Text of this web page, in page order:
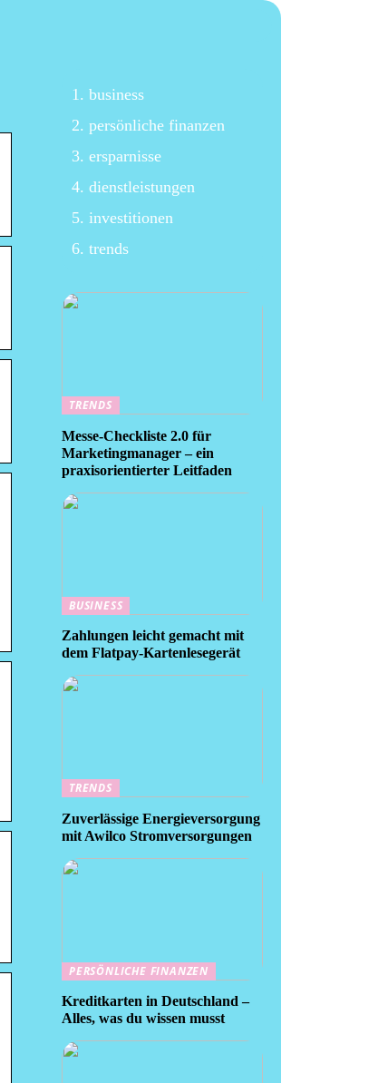
business
persönliche finanzen
ersparnisse
dienstleistungen
investitionen
trends
TRENDS
Messe-Checkliste 2.0 für
Marketingmanager – ein
praxisorientierter Leitfaden
BUSINESS
Zahlungen leicht gemacht mit
dem Flatpay-Kartenlesegerät
TRENDS
Zuverlässige Energieversorgung
mit Awilco Stromversorgungen
PERSÖNLICHE FINANZEN
Kreditkarten in Deutschland –
Alles, was du wissen musst